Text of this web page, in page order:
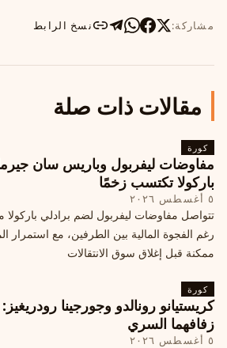
مشاركة: نسخ الرابط
مقالات ذات صلة
كورة
مفاوضات ليفربول وباريس سان
باركولا تكتسب زخمًا
٥ أغسطس ٢٠٢٦
تتواصل مفاوضات ليفربول لضم برادلي
رغم الفجوة المالية بين الطرفين، مع استمرار
ممكنة قبل إغلاق سوق الانتقالات
كورة
زفافهما السري
٥ أغسطس ٢٠٢٦